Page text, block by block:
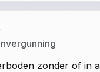
zonder of in